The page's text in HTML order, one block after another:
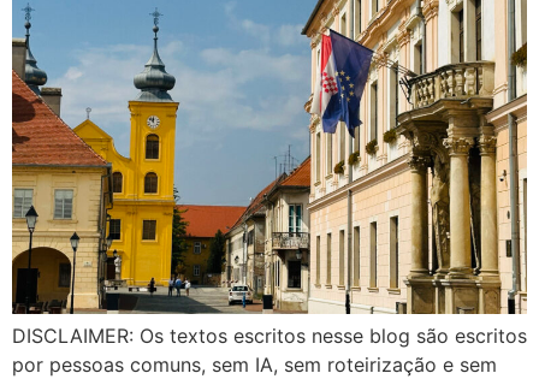
DISCLAIMER: Os textos escritos nesse blog são escritos
por pessoas comuns, sem IA, sem roteirização e sem